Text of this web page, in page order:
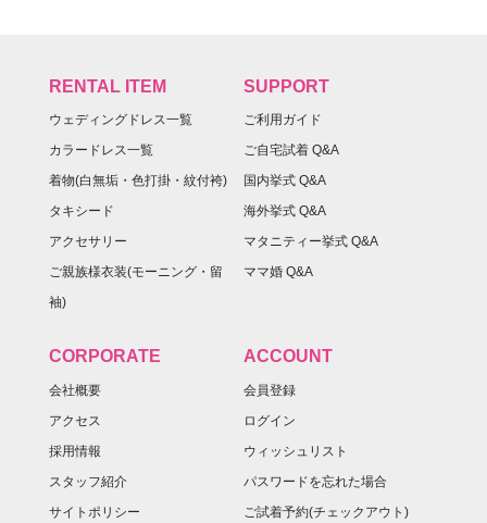
RENTAL ITEM
ウェディングドレス一覧
カラードレス一覧
着物(白無垢・色打掛・紋付袴)
タキシード
アクセサリー
ご親族様衣装(モーニング・留
袖)
SUPPORT
ご利用ガイド
ご自宅試着 Q&A
国内挙式 Q&A
海外挙式 Q&A
マタニティー挙式 Q&A
ママ婚 Q&A
CORPORATE
会社概要
アクセス
採用情報
スタッフ紹介
サイトポリシー
ACCOUNT
会員登録
ログイン
ウィッシュリスト
パスワードを忘れた場合
ご試着予約(チェックアウト)